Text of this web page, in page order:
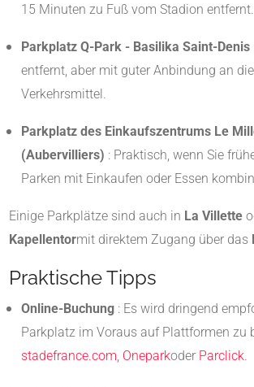
15 Minuten zu Fuß vom Stadion entfernt.
Parkplatz Q-Park - Basilika Saint-Denis
entfernt, aber mit guter Anbindung an
Verkehrsmittel.
Parkplatz des Einkaufszentrums Le
(Aubervilliers) : Praktisch, wenn Sie
Parken mit Einkaufen oder Essen
Einige Parkplätze sind auch in La Villette
Kapellentormit direktem Zugang über das
Praktische Tipps
Online-Buchung : Es wird dringend
Parkplatz im Voraus auf Plattformen zu
stadefrance.com, Oneparkoder Parclick.